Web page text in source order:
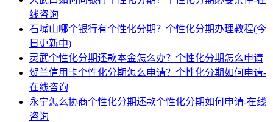
线咨询
石嘴山哪个银行有个性化分期？个性化分期办理教程(今
日更新中)
灵武个性化分期还款本金怎么办？个性化分期怎么申请
贺兰信用卡个性化分期怎么申请？个性化分期如何申请-
在线咨询
永宁怎么协商个性化分期还款个性化分期如何申请-在线
咨询